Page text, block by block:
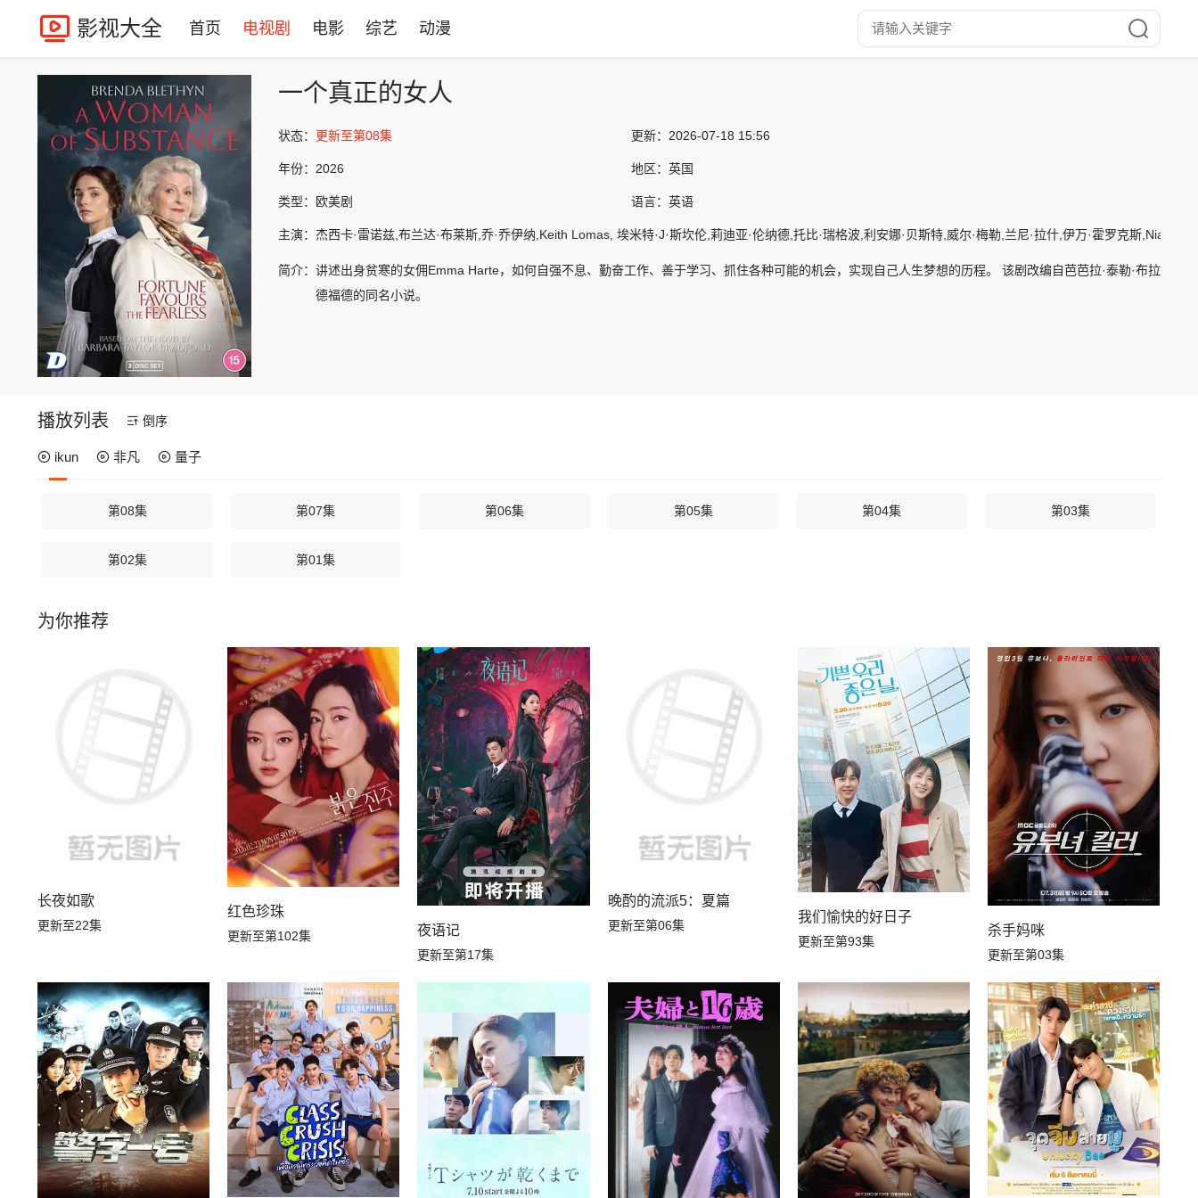
影视大全 首页 电视剧 电影 综艺 动漫
一个真正的女人
状态： 更新至第08集 更新： 2026-07-18 15:56
年份： 2026 地区： 英国
类型： 欧美剧 语言： 英语
主演： 杰西卡·雷诺兹,布兰达·布莱斯,乔·乔伊纳,Keith Lomas, 埃米特·J·斯坎伦,莉迪亚·伦纳德,托比·瑞格波,利安娜·贝斯特,威尔·梅勒,兰尼·拉什,伊万·霍罗克斯,Niall
简介： 讲述出身贫寒的女佣Emma Harte，如何自强不息、勤奋工作、善于学习、抓住各种可能的机会，实现自己人生梦想的历程。 该剧改编自芭芭拉·泰勒·布拉
德福德的同名小说。
播放列表 倒序
ikun 非凡 量子
第08集 第07集 第06集 第05集 第04集 第03集
第02集 第01集
为你推荐
长夜如歌
更新至22集
红色珍珠
更新至第102集 夜语记
更新至第17集
晚酌的流派5：夏篇
更新至第06集
我们愉快的好日子
更新至第93集
杀手妈咪
更新至第03集